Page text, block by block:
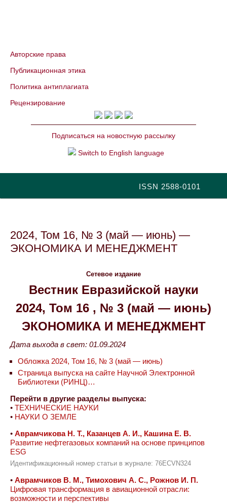
Авторские права
Публикационная этика
Политика антиплагиата
Рецензирование
Подписаться на новостную рассылку
Switch to English language
ISSN 2588-0101
2024, Том 16, № 3 (май — июнь) —
ЭКОНОМИКА И МЕНЕДЖМЕНТ
Сетевое издание
Вестник Евразийской науки
2024, Том 16 , № 3 (май — июнь)
ЭКОНОМИКА И МЕНЕДЖМЕНТ
Дата выхода в свет: 01.09.2024
Обложка 2024, Том 16, № 3 (май — июнь)
Страница выпуска на сайте Научной Электронной
Библиотеки (РИНЦ)…
Перейти в другие разделы выпуска:
• ТЕХНИЧЕСКИЕ НАУКИ
• НАУКИ О ЗЕМЛЕ
• Аврамчикова Н. Т., Казанцев А. И., Кашина Е. В.
Развитие нефтегазовых компаний на основе принципов
ESG
Идентификационный номер статьи в журнале: 76ECVN324
• Аврамчиков В. М., Тимохович А. С., Рожнов И. П.
Цифровая трансформация в авиационной отрасли:
возможности и перспективы